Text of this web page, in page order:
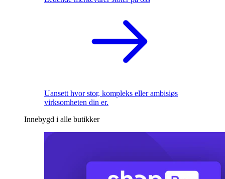
Uansett hvor stor, kompleks eller ambisiøs
virksomheten din er.
Innebygd i alle butikker